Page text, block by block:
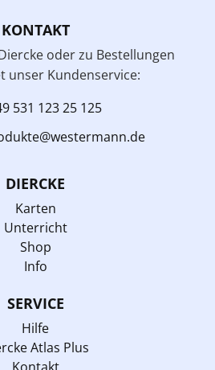
KONTAKT
oder zu Bestellungen
unser Kundenservice:
531 123 25 125
DIERCKE
Karten
Unterricht
Shop
Info
SERVICE
Hilfe
Atlas Plus